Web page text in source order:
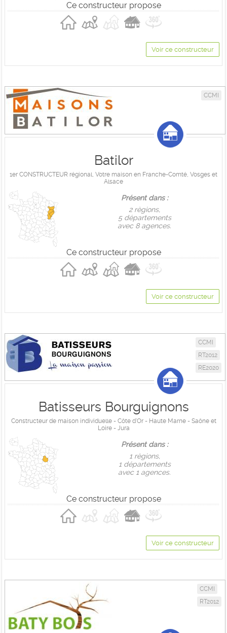
Ce constructeur propose
Voir ce constructeur
CCMI
Batilor
1er CONSTRUCTEUR régional, Votre maison en Franche-Comté, Vosges et
Alsace
Présent dans :
2 règions,
5 départements
avec 8 agences.
Ce constructeur propose
Voir ce constructeur
CCMI
RT2012
RE2020
Batisseurs Bourguignons
Constructeur de maison individuelle - Côte d'Or - Haute Marne - Saône et
Loire - Jura
Présent dans :
1 règions,
1 départements
avec 1 agences.
Ce constructeur propose
Voir ce constructeur
CCMI
RT2012